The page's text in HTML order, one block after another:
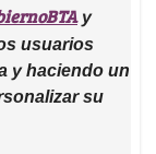
y
usuarios
y haciendo un
su